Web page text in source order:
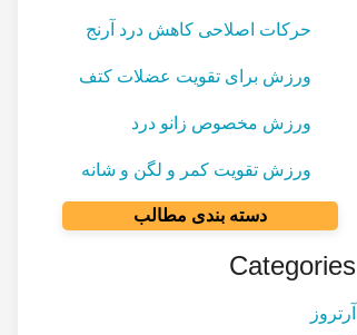
حرکات اصلاحی کاهش درد آرنج
ورزش برای تقویت عضلات کتف
ورزش مخصوص زانو درد
ورزش تقویت کمر و لگن و شانه
دسته بندی مطالب
Categories
آرتروز